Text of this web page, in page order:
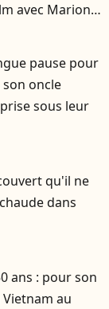
avec Marion
pause pour
son oncle
sous leur
qu'il ne
dans
ans : pour son
au